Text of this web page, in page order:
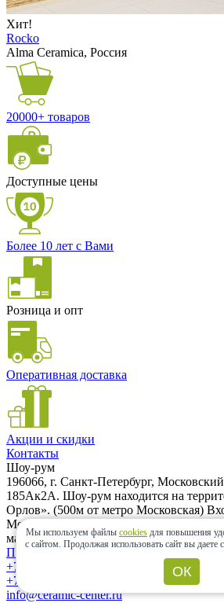
Хит!
Rocko
Alma Ceramica, Россия
20000+ товаров
Доступные цены
Более 10 лет с Вами
Розница и опт
Оперативная доставка
Акции и скидки
Контакты
Шоу-рум
196066, г. Санкт-Петербург,
185Ак2А. Шоу-рум находится на
Орлов». (500м от метро Московская)
Московского проспекта и с Варшавской
машине только с Варшавской улицы.
Проложить маршрут
+7 (962) 343-21-12
+7 (812) 985-58-85
info@ceramic-center.ru
Мы используем файлы cookies для повышения
с сайтом. Продолжая использовать сайт вы даете
ОК